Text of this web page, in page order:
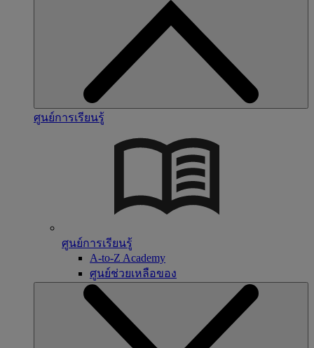
ศูนย์การเรียนรู้
ศูนย์การเรียนรู้
A-to-Z Academy
ศูนย์ช่วยเหลือของ